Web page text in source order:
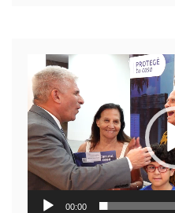
Reproductor
de
video
00:00